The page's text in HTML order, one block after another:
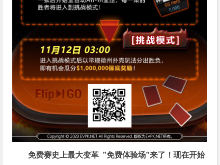
免费赛史上最大变革 ”免费体验场”来了！现在开始